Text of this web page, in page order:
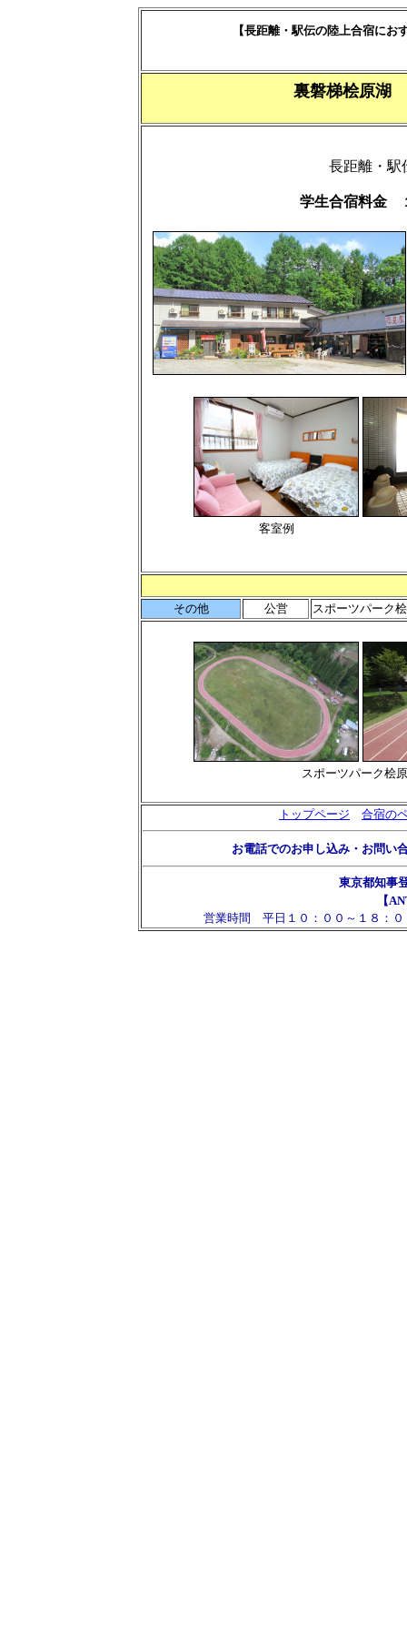
【長距離・駅伝の陸上合宿に
裏磐梯桧原
長距離・駅
学生合宿料金
客室例
その他 公営 スポーツパーク
スポーツパーク桧
トップページ 合宿の
お電話でのお申し込み・お問い
東京都知事
【
営業時間 平日１０：００～１８：